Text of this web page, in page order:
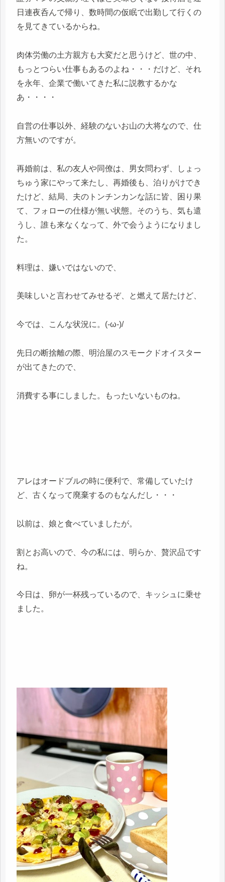
日連夜呑んで帰り、数時間の仮眠で出勤して行くの
を見てきているからね。
肉体労働の土方親方も大変だと思うけど、世の中、
もっとつらい仕事もあるのよね・・・だけど、それ
を永年、企業で働いてきた私に説教するかな
あ・・・・
自営の仕事以外、経験のないお山の大将なので、仕
方無いのですが。
再婚前は、私の友人や同僚は、男女問わず、しょっ
ちゅう家にやって来たし、再婚後も、泊りがけでき
たけど、結局、夫のトンチンカンな話に皆、困り果
て、フォローの仕様が無い状態。そのうち、気も遣
うし、誰も来なくなって、外で会うようになりまし
た。
料理は、嫌いではないので、
美味しいと言わせてみせるぞ、と燃えて居たけど、
今では、こんな状況に。(-ω-)/
先日の断捨離の際、明治屋のスモークドオイスター
が出てきたので、
消費する事にしました。もったいないものね。
アレはオードブルの時に便利で、常備していたけ
ど、古くなって廃棄するのもなんだし・・・
以前は、娘と食べていましたが。
割とお高いので、今の私には、明らか、贅沢品です
ね。
今日は、卵が一杯残っているので、キッシュに乗せ
ました。